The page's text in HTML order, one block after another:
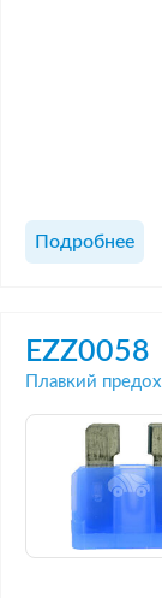
Подробнее
EZZ0058
Плавкий